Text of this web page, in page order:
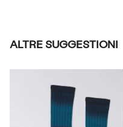
ALTRE SUGGESTIONI